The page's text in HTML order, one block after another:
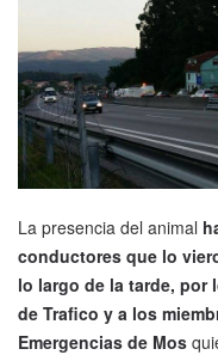
La presencia del animal
conductores que lo
lo largo de la tarde, por
de Trafico y a los
Emergencias de Mos